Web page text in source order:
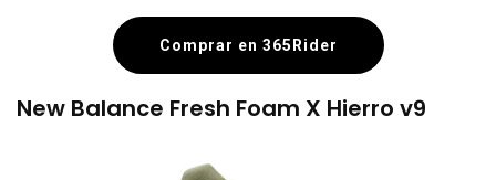
Comprar en 365Rider
New Balance Fresh Foam X Hierro v9